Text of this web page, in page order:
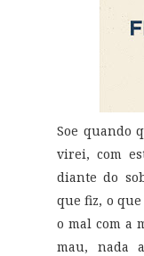
Soe quando
virei, com
diante do
que fiz, o
o mal com a
mau, nada